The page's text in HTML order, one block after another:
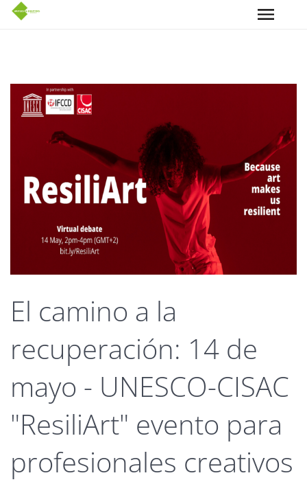
Pasar al contenido principal
El camino a la
recuperación: 14 de
mayo - UNESCO-CISAC
"ResiliArt" evento para
profesionales creativos